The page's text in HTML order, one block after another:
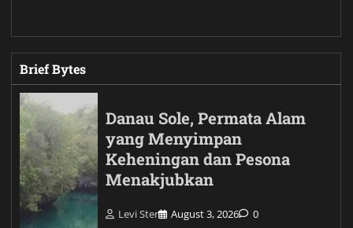
Brief Bytes
Danau Sole, Permata Alam
yang Menyimpan
Keheningan dan Pesona
Menakjubkan
Levi Ster August 3, 2026 0